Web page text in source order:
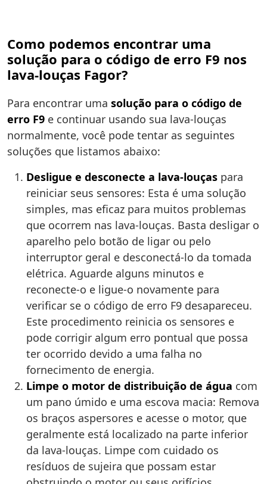
Como podemos encontrar uma
solução para o código de erro F9 nos
lava-louças Fagor?
Para encontrar uma solução para o código de
erro F9 e continuar usando sua lava-louças
normalmente, você pode tentar as seguintes
soluções que listamos abaixo:
Desligue e desconecte a lava-louças para
reiniciar seus sensores: Esta é uma solução
simples, mas eficaz para muitos problemas
que ocorrem nas lava-louças. Basta desligar o
aparelho pelo botão de ligar ou pelo
interruptor geral e desconectá-lo da tomada
elétrica. Aguarde alguns minutos e
reconecte-o e ligue-o novamente para
verificar se o código de erro F9 desapareceu.
Este procedimento reinicia os sensores e
pode corrigir algum erro pontual que possa
ter ocorrido devido a uma falha no
fornecimento de energia.
Limpe o motor de distribuição de água com
um pano úmido e uma escova macia: Remova
os braços aspersores e acesse o motor, que
geralmente está localizado na parte inferior
da lava-louças. Limpe com cuidado os
resíduos de sujeira que possam estar